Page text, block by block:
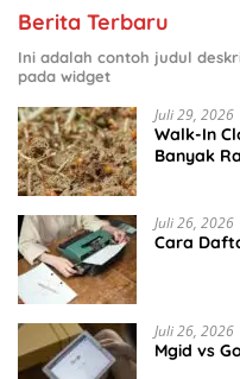
Berita Terbaru
Ini adalah contoh judul
pada widget
Juli 29, 2026
Walk-In
Banyak
Juli 26, 2026
Cara
Juli 26, 2026
Mgid vs